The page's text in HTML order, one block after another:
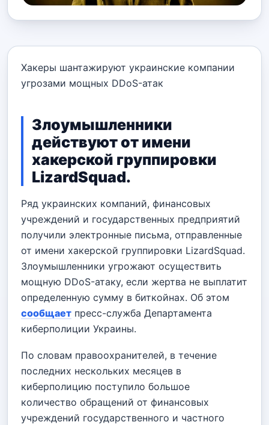
Хакеры шантажируют украинские компании
угрозами мощных DDoS-атак
Злоумышленники
действуют от имени
хакерской группировки
LizardSquad.
Ряд украинских компаний, финансовых
учреждений и государственных предприятий
получили электронные письма, отправленные
от имени хакерской группировки LizardSquad.
Злоумышленники угрожают осуществить
мощную DDoS-атаку, если жертва не выплатит
определенную сумму в биткойнах. Об этом
сообщает пресс-служба Департамента
киберполиции Украины.
По словам правоохранителей, в течение
последних нескольких месяцев в
киберполицию поступило большое
количество обращений от финансовых
учреждений государственного и частного